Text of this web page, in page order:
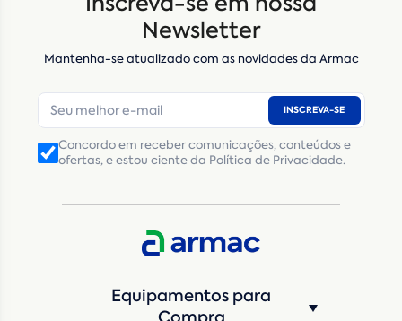
Newsletter
Mantenha-se atualizado com as novidades da Armac
INSCREVA-SE
Concordo em receber comunicações, conteúdos e
ofertas, e estou ciente da Política de Privacidade.
Equipamentos para
E-mail*
Número de telefone
CNPJ Inscrição Estadual(Produtor Rural)
CNPJ da empresa/ CPF - Produtor rural*